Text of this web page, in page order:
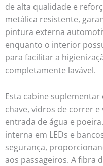
de alta qualidade e
metálica resistente,
pintura externa
enquanto o interior
para facilitar a
completamente lavável.
Esta cabine
chave, vidros de correr
entrada de água e
interna em LEDs e
segurança,
aos passageiros. A fibra